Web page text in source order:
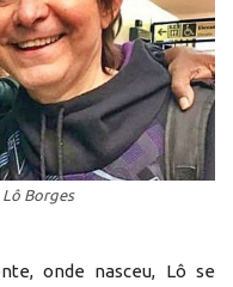
Borges
onde nasceu, Lô se